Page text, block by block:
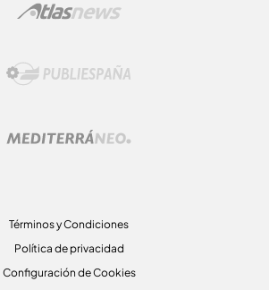
Términos y Condiciones
Política de privacidad
Configuración de Cookies